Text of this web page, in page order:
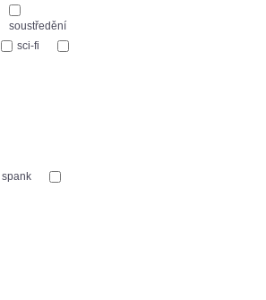
soustředění
sci-fi
spank